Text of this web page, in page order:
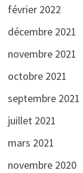
février 2022
décembre 2021
novembre 2021
octobre 2021
septembre 2021
juillet 2021
mars 2021
novembre 2020